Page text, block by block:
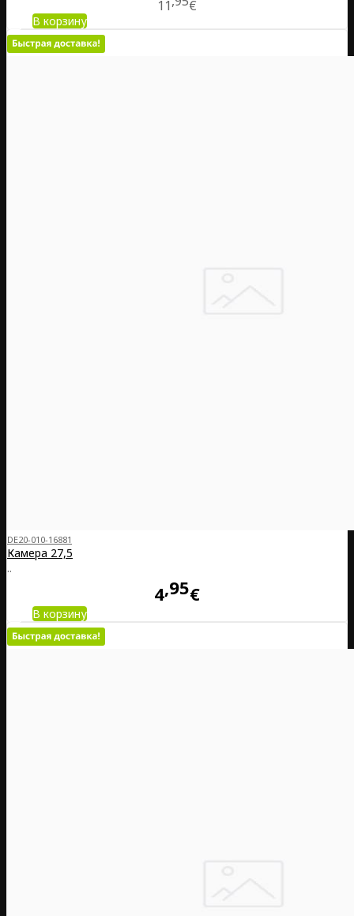
11 €
В корзину
DE20-010-16881
Камера 27,5
..
4 95€
В корзину